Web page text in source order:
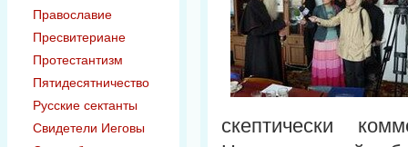
Православие
Пресвитериане
Протестантизм
Пятидесятничество
Русские сектанты
Свидетели Иеговы
скептически